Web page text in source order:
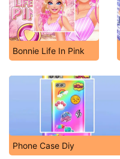
Bonnie Life In Pink
Phone Case Diy